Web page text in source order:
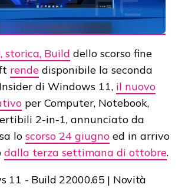
storica, Build dello scorso fine
rende disponibile la seconda
di Windows 11, il nuovo
per Computer, Notebook,
2-in-1, annunciato da
lo scorso 24 giugno ed in arrivo
dalla terza settimana di ottobre.
11 - Build 22000.65 | Novità